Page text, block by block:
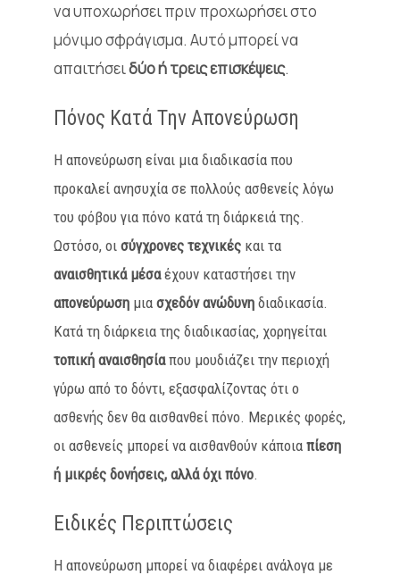
να υποχωρήσει πριν προχωρήσει στο
μόνιμο σφράγισμα. Αυτό μπορεί να
απαιτήσειδύο ή τρεις επισκέψεις.
Πόνος Κατά Την Απονεύρωση
Η απονεύρωση είναι μια διαδικασία που
προκαλεί ανησυχία σε πολλούς ασθενείς λόγω
του φόβου για πόνο κατά τη διάρκειά της.
Ωστόσο, οι σύγχρονες τεχνικέςκαι τα
αναισθητικά μέσαέχουν καταστήσει την
απονεύρωσημια σχεδόν ανώδυνη διαδικασία.
Κατά τη διάρκεια της διαδικασίας, χορηγείται
τοπική αναισθησίαπου μουδιάζει την περιοχή
γύρω από το δόντι, εξασφαλίζοντας ότι ο
ασθενής δεν θα αισθανθεί πόνο. Μερικές φορές,
οι ασθενείς μπορεί να αισθανθούν κάποια πίεση
ή μικρές δονήσεις, αλλά όχι πόνο.
Ειδικές Περιπτώσεις
Η απονεύρωση μπορεί να διαφέρει ανάλογα με